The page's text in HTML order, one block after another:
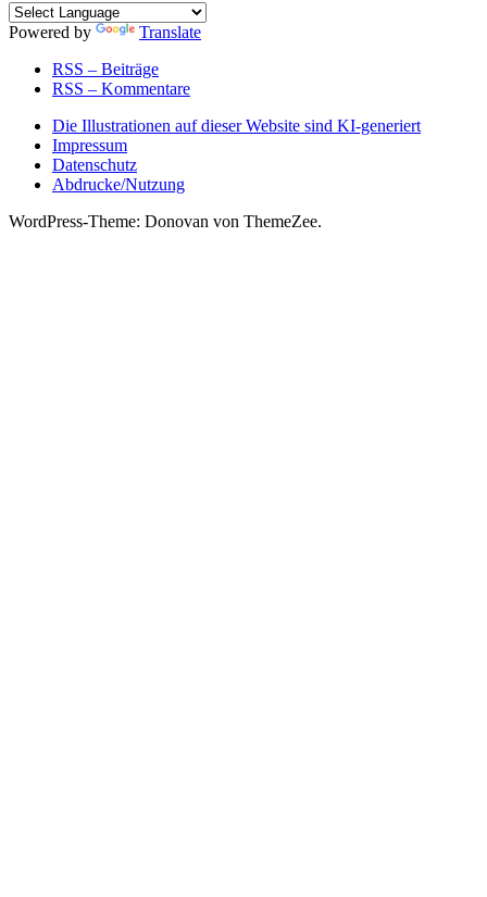
Powered by
Translate
RSS – Beiträge
RSS – Kommentare
Die Illustrationen auf dieser Website sind KI-generiert
Impressum
Datenschutz
Abdrucke/Nutzung
WordPress-Theme: Donovan von ThemeZee.